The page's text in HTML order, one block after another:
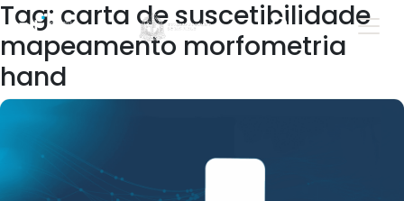
Tag: carta de suscetibilidade
mapeamento morfometria
hand